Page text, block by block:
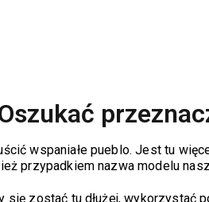
wspaniałe pueblo. Jest tu
przypadkiem nazwa modelu
się zostać tu dłużej, wykorzystać